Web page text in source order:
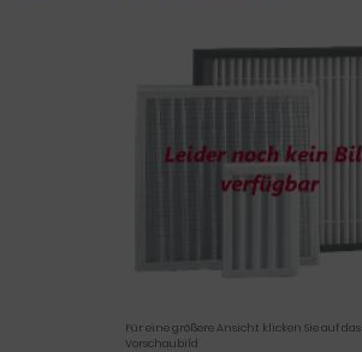
Für eine größere Ansicht klicken Sie auf das
Vorschaubild